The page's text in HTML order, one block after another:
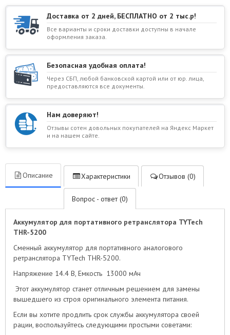
Доставка от 2 дней, БЕСПЛАТНО от 2 тыс.р!
Все варианты и сроки доставки доступны в начале
оформления заказа.
Безопасная удобная оплата!
Через СБП, любой банковской картой или от юр. лица,
предоставляются все документы.
Нам доверяют!
Отзывы сотен довольных покупателей на Яндекс Маркет
и на нашем сайте.
Описание Характеристики Отзывов (0)
Вопрос - ответ (0)
Аккумулятор для портативного ретранслятора TYTech
THR-5200
Сменный аккумулятор для портативного аналогового
ретранслятора TYTech THR-5200.
Напряжение 14.4 B, Емкость 13000 мАч
Этот аккумулятор станет отличным решением для замены
вышедшего из строя оригинального элемента питания.
Если вы хотите продлить срок службы аккумулятора своей
рации, воспользуйтесь следующими простыми советами: